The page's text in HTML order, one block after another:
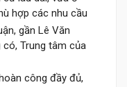
hợp các nhu cầu
gần Lê Văn
có, Trung tâm của
công đầy đủ,